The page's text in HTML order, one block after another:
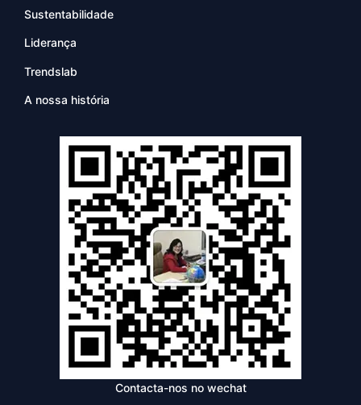
Sustentabilidade
Liderança
Trendslab
A nossa história
Contacta-nos no wechat